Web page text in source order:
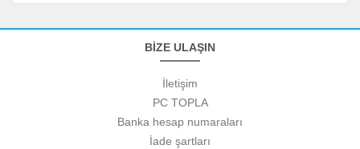
BİZE ULAŞIN
İletişim
PC TOPLA
Banka hesap numaraları
İade şartları